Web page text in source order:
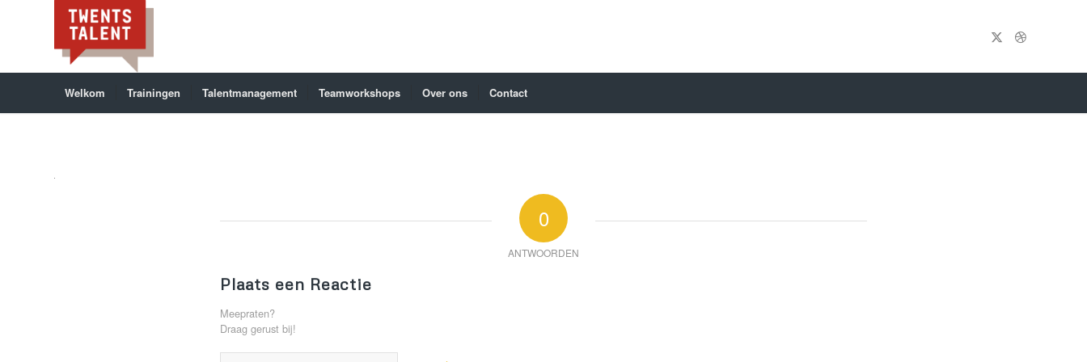
Welkom Trainingen Talentmanagement Teamworkshops Over ons Contact
0
ANTWOORDEN
Plaats een Reactie
Meepraten?
Draag gerust bij!